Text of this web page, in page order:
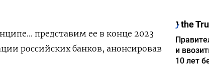
представим ее в конце 2023
российских банков, анонсировав